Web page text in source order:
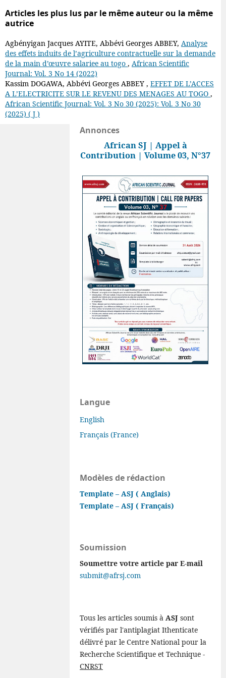
Articles les plus lus par le même auteur ou la même
autrice
Agbényigan Jacques AYITE, Abbévi Georges ABBEY, Analyse
des effets induits de l’agriculture contractuelle sur la demande
de la main d’œuvre salariee au togo , African Scientific
Journal: Vol. 3 No 14 (2022)
Kassim DOGAWA, Abbévi Georges ABBEY , EFFET DE L’ACCES
A L’ELECTRICITE SUR LE REVENU DES MENAGES AU TOGO ,
African Scientific Journal: Vol. 3 No 30 (2025): Vol. 3 No 30
(2025) ( J )
Annonces
African SJ | Appel à
Contribution | Volume 03, N°37
Langue
English
Français (France)
Modèles de rédaction
Template – ASJ ( Anglais)
Template – ASJ ( Français)
Soumission
Soumettre votre article par E-mail
submit@afrsj.com
Tous les articles soumis àASJ sont
vérifiés par l'antiplagiat Ithenticate
délivré par le Centre National pour la
Recherche Scientifique et Technique -
CNRST